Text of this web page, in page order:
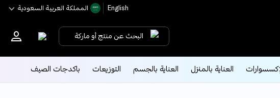
English اﻟﻤﻤﻠﻜﺔ اﻟﻌﺮﺑﻴﺔ اﻟﺴﻌﻮدﻳﺔ
البحث عن منتج أو ماركة
العناية بالمنزل العناية بالجسم التوزيعات باكدجات الصيف